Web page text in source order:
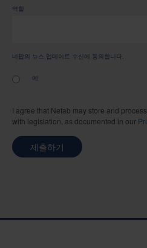
역할
네팝의 뉴스 업데이트 수신에 동의합니다.
예
I agree that Nefab may store and
with legislation, as documented in our
제출하기